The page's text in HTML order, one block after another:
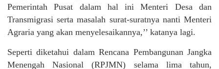
Pemerintah Pusat dalam hal ini Menteri Desa dan
Transmigrasi serta masalah surat-suratnya nanti Menteri
Agraria yang akan menyelesaikannya,’’ katanya lagi.
Seperti diketahui dalam Rencana Pembangunan Jangka
Menengah Nasional (RPJMN) selama lima tahun,